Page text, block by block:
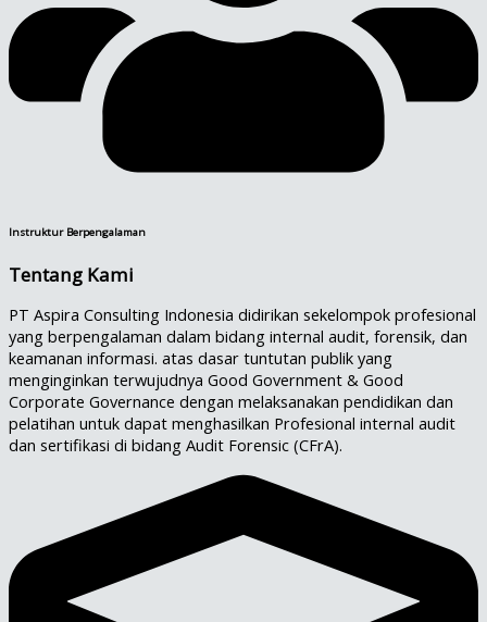
Instruktur Berpengalaman
Tentang Kami
PT Aspira Consulting Indonesia didirikan sekelompok profesional
yang berpengalaman dalam bidang internal audit, forensik, dan
keamanan informasi. atas dasar tuntutan publik yang
menginginkan terwujudnya Good Government & Good
Corporate Governance dengan melaksanakan pendidikan dan
pelatihan untuk dapat menghasilkan Profesional internal audit
dan sertifikasi di bidang Audit Forensic (CFrA).